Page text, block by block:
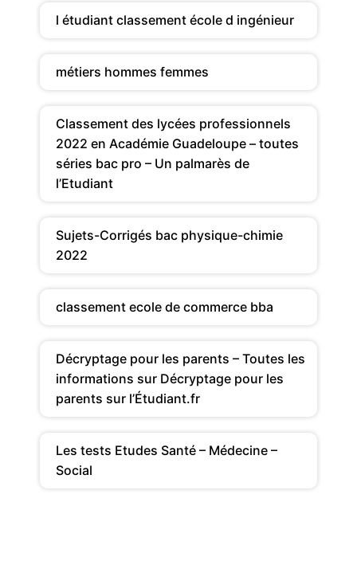
l étudiant classement école d ingénieur
métiers hommes femmes
Classement des lycées professionnels
2022 en Académie Guadeloupe – toutes
séries bac pro – Un palmarès de
l’Etudiant
Sujets-Corrigés bac physique-chimie
2022
classement ecole de commerce bba
Décryptage pour les parents – Toutes les
informations sur Décryptage pour les
parents sur l’Étudiant.fr
Les tests Etudes Santé – Médecine –
Social